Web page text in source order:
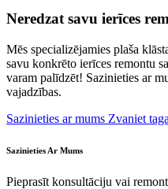
Neredzat savu ierīces
Mēs specializējamies plaša
savu konkrēto ierīces remontu
varam palīdzēt! Sazinieties ar
vajadzības.
Sazinieties ar mums Zvaniet
Sazinieties Ar Mums
Pieprasīt konsultāciju vai